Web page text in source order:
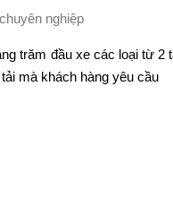
trăm đầu xe các loại từ 2
mà khách hàng yêu cầu